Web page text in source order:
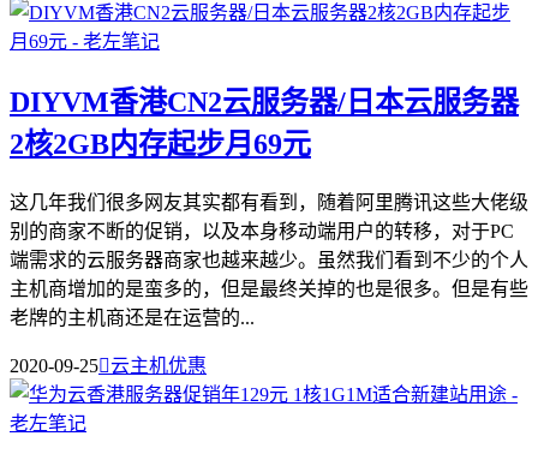
DIYVM香港CN2云服务器/日本云服务器
2核2GB内存起步月69元
这几年我们很多网友其实都有看到，随着阿里腾讯这些大佬级
别的商家不断的促销，以及本身移动端用户的转移，对于PC
端需求的云服务器商家也越来越少。虽然我们看到不少的个人
主机商增加的是蛮多的，但是最终关掉的也是很多。但是有些
老牌的主机商还是在运营的...
2020-09-25云主机优惠